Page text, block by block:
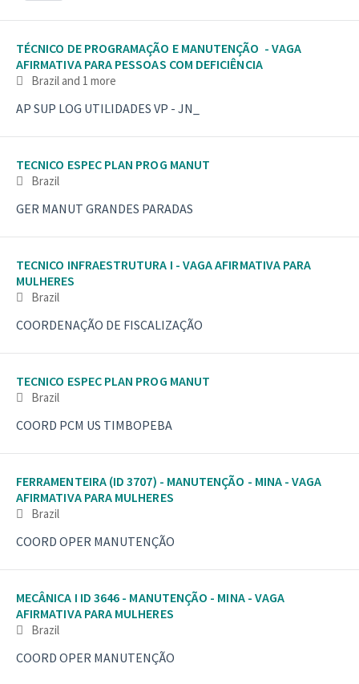
TÉCNICO DE PROGRAMAÇÃO E MANUTENÇÃO - VAGA
AFIRMATIVA PARA PESSOAS COM DEFICIÊNCIA
Braziland 1 more
AP SUP LOG UTILIDADES VP - JN_
TECNICO ESPEC PLAN PROG MANUT
Brazil
GER MANUT GRANDES PARADAS
TECNICO INFRAESTRUTURA I - VAGA AFIRMATIVA PARA
MULHERES
Brazil
COORDENAÇÃO DE FISCALIZAÇÃO
TECNICO ESPEC PLAN PROG MANUT
Brazil
COORD PCM US TIMBOPEBA
FERRAMENTEIRA (ID 3707) - MANUTENÇÃO - MINA - VAGA
AFIRMATIVA PARA MULHERES
Brazil
COORD OPER MANUTENÇÃO
MECÂNICA I ID 3646 - MANUTENÇÃO - MINA - VAGA
AFIRMATIVA PARA MULHERES
Brazil
COORD OPER MANUTENÇÃO